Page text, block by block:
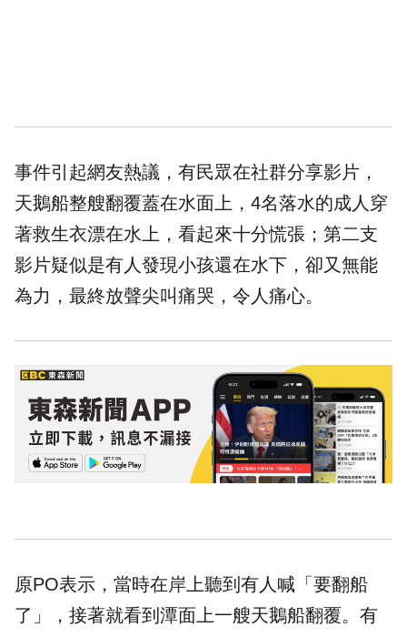
事件引起網友熱議，有民眾在社群分享影片，
天鵝船整艘翻覆蓋在水面上，4名落水的成人穿
著救生衣漂在水上，看起來十分慌張；第二支
影片疑似是有人發現小孩還在水下，卻又無能
為力，最終放聲尖叫痛哭，令人痛心。
原PO表示，當時在岸上聽到有人喊「要翻船
了」，接著就看到潭面上一艘天鵝船翻覆。有